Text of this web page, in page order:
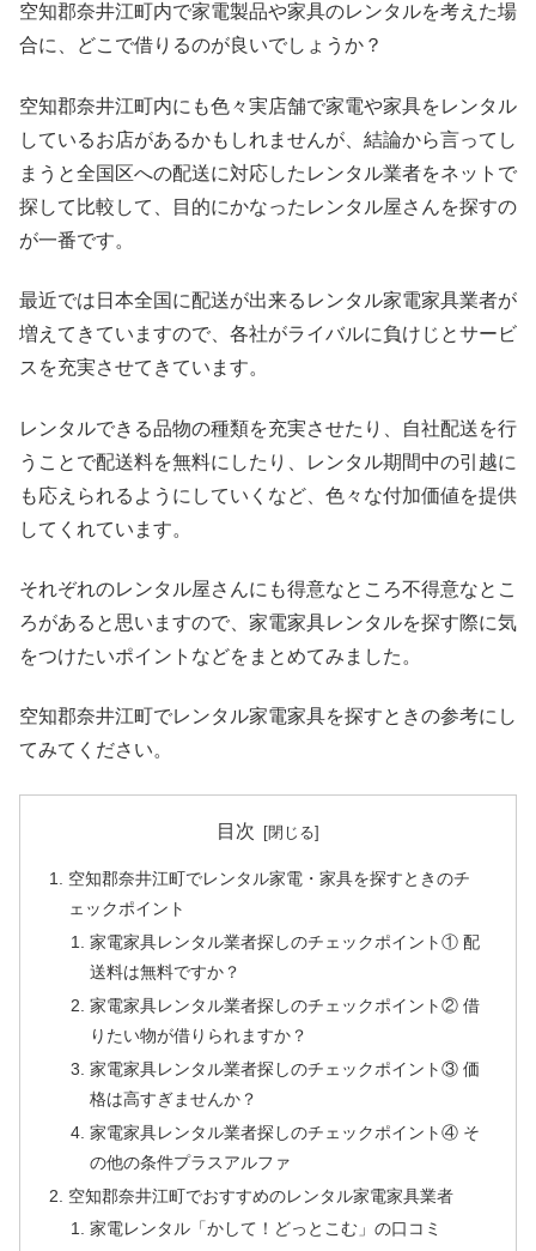
空知郡奈井江町内で家電製品や家具のレンタルを考えた場
合に、どこで借りるのが良いでしょうか？
空知郡奈井江町内にも色々実店舗で家電や家具をレンタル
しているお店があるかもしれませんが、結論から言ってし
まうと全国区への配送に対応したレンタル業者をネットで
探して比較して、目的にかなったレンタル屋さんを探すの
が一番です。
最近では日本全国に配送が出来るレンタル家電家具業者が
増えてきていますので、各社がライバルに負けじとサービ
スを充実させてきています。
レンタルできる品物の種類を充実させたり、自社配送を行
うことで配送料を無料にしたり、レンタル期間中の引越に
も応えられるようにしていくなど、色々な付加価値を提供
してくれています。
それぞれのレンタル屋さんにも得意なところ不得意なとこ
ろがあると思いますので、家電家具レンタルを探す際に気
をつけたいポイントなどをまとめてみました。
空知郡奈井江町でレンタル家電家具を探すときの参考にし
てみてください。
目次
空知郡奈井江町でレンタル家電・家具を探すときのチ
ェックポイント
家電家具レンタル業者探しのチェックポイント① 配
送料は無料ですか？
家電家具レンタル業者探しのチェックポイント② 借
りたい物が借りられますか？
家電家具レンタル業者探しのチェックポイント③ 価
格は高すぎませんか？
家電家具レンタル業者探しのチェックポイント④ そ
の他の条件プラスアルファ
空知郡奈井江町でおすすめのレンタル家電家具業者
家電レンタル「かして！どっとこむ」の口コミ